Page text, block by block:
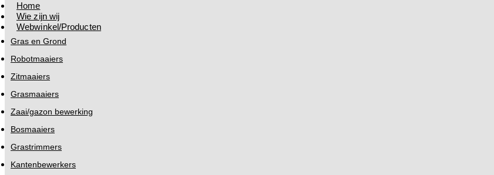
Home
Wie zijn wij
Webwinkel/Producten
Gras en Grond
Robotmaaiers
Zitmaaiers
Grasmaaiers
Zaai/gazon bewerking
Bosmaaiers
Grastrimmers
Kantenbewerkers